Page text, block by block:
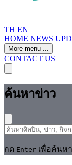
TH EN
HOME NEWS
More menu ...
CONTACT US
ค้นหาข่าว
กด Enter เพื่อค้นห